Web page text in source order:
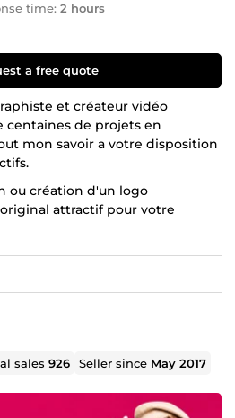
time: 2 hours
a free quote
et créateur vidéo
centaines de projets en
mon savoir a votre disposition
ou création d'un logo
attractif pour votre
et tout vos supports
sales926 Seller since May 2017